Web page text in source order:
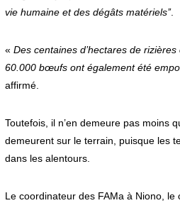
vie humaine et des dégâts matériels’’.
« Des centaines d’hectares de
60.000 bœufs ont également été
affirmé.
Toutefois, il n’en demeure pas moins
demeurent sur le terrain, puisque les
dans les alentours.
Le coordinateur des FAMa à Niono, le